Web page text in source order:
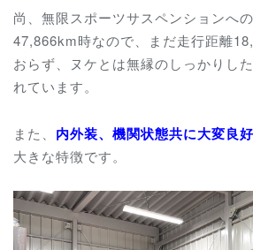
尚、無限スポーツサスペンションへ
47,866km時なので、まだ走行距離
おらず、ヌケとは無縁のしっかりし
れています。
また、 内外装、機関状態共に大変良
大きな特徴です。